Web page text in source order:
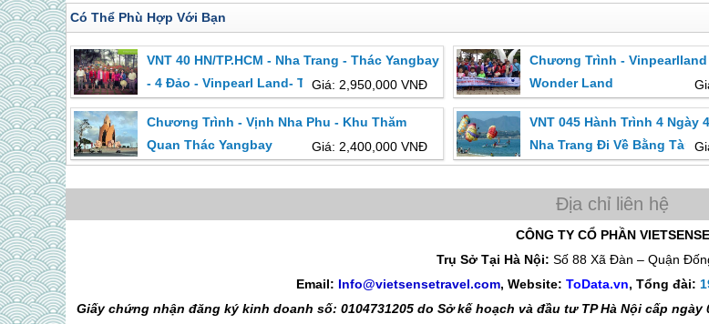
Có Thể Phù Hợp Với Bạn
VNT 40 HN/TP.HCM - Nha Trang - Thác Yangbay
- 4 Đảo - Vinpearl Land- Tắm Bùn 4 Ngày 3
Đêm
Giá: 2,950,000 VNĐ
Chương Trình -
Wonder Land
Chương Trình - Vịnh Nha Phu - Khu Thăm
Quan Thác Yangbay
Giá: 2,400,000 VNĐ
VNT 045 Hành Trình 4 Ngày
Nha Trang Đi Về Bằng Tàu
CÔNG TY CỔ PHẦN VIETSENSE
Trụ Sở Tại Hà Nội: Số 88 Xã Đàn – Quận
Email: Info@vietsensetravel.com, Website: ToData.vn, Tổng đài:
Giấy chứng nhận đăng ký kinh doanh số: 0104731205 do Sở kế hoạch và đầu tư TP Hà Nội cấp ngày